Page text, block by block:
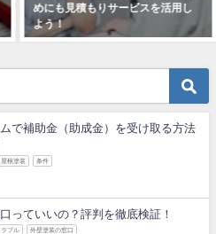
に見るために見積もりサービスを
2018年11月24日
で補助金（助成金）を受け取る方法
屋根塗装 条件
っていいの？評判を徹底検証！
ラブル 外壁塗装の窓口